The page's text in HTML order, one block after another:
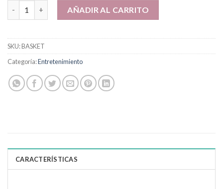
Basket Multicolor Grande cantidad
AÑADIR AL CARRITO
SKU:BASKET
Categoría:Entretenimiento
CARACTERÍSTICAS